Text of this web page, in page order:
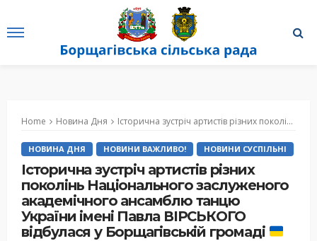
Home Новина Дня Історична зустріч артистів різних поколінь Національного заслуженого академічного ансамблю танцю України імені Павла ВІРСЬКОГО відбулася у Борщагівській громаді
НОВИНА ДНЯ НОВИНИ ВАЖЛИВО! НОВИНИ СУСПІЛЬНІ
Історична зустріч артистів різних
поколінь Національного заслуженого
академічного ансамблю танцю
України імені Павла ВІРСЬКОГО
відбулася у Борщагівській громаді